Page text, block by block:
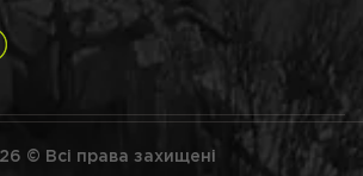
© Всі права захищені